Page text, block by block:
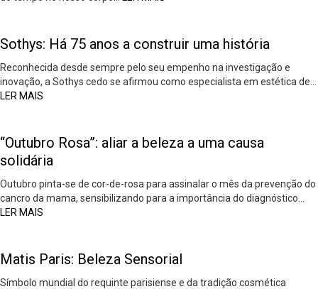
Sothys: Há 75 anos a construir uma história
Reconhecida desde sempre pelo seu empenho na investigação e
inovação, a Sothys cedo se afirmou como especialista em estética de…
LER MAIS
“Outubro Rosa”: aliar a beleza a uma causa
solidária
Outubro pinta-se de cor-de-rosa para assinalar o mês da prevenção do
cancro da mama, sensibilizando para a importância do diagnóstico…
LER MAIS
Matis Paris: Beleza Sensorial
Símbolo mundial do requinte parisiense e da tradição cosmética